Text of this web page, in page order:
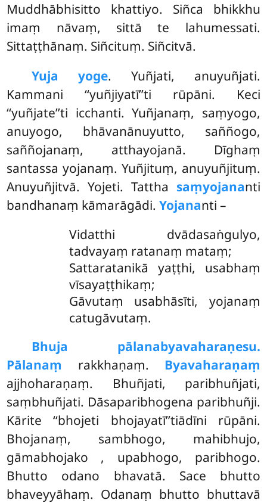
Muddhābhisitto khattiyo. Siñca bhikkhu
imaṃ nāvaṃ, sittā te lahumessati.
Sittaṭṭhānaṃ. Siñcituṃ. Siñcitvā.
Yuja yoge. Yuñjati, anuyuñjati.
Kammani ‘‘yuñjiyatī’’ti rūpāni. Keci
‘‘yuñjate’’ti icchanti. Yuñjanaṃ, saṃyogo,
anuyogo, bhāvanānuyutto, saññogo,
saññojanaṃ, atthayojanā. Dīghaṃ
santassa yojanaṃ. Yuñjituṃ, anuyuñjituṃ.
Anuyuñjitvā. Yojeti. Tattha saṃyojananti
bandhanaṃ kāmarāgādi.Yojananti –
Vidatthi dvādasaṅgulyo,
tadvayaṃ ratanaṃ mataṃ;
Sattaratanikā yaṭṭhi, usabhaṃ
vīsayaṭṭhikaṃ;
Gāvutaṃ usabhāsīti, yojanaṃ
catugāvutaṃ.
Bhuja pālanabyavaharaṇesu.
Pālanaṃ rakkhaṇaṃ. Byavaharaṇaṃ
ajjhoharaṇaṃ. Bhuñjati, paribhuñjati,
saṃbhuñjati. Dāsaparibhogena paribhuñji.
Kārite ‘‘bhojeti bhojayatī’’tiādīni rūpāni.
Bhojanaṃ, sambhogo, mahibhujo,
gāmabhojako , upabhogo, paribhogo.
Bhutto odano bhavatā. Sace bhutto
bhaveyyāhaṃ. Odanaṃ bhutto bhuttavā